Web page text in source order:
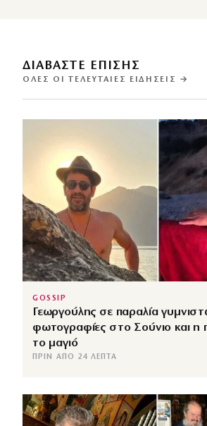
ΔΙΑΒΑΣΤΕ ΕΠΙΣΗΣ
ΌΛΕΣ ΟΙ ΤΕΛΕΥΤΑΊΕΣ ΕΙΔΉΣΕΙΣ →
GOSSIP
Γεωργούλης σε παραλία
φωτογραφίες στο Σούνιο και η
το μαγιό
ΠΡΙΝ ΑΠΌ 24 ΛΕΠΤΆ